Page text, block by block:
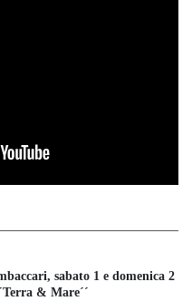
sabato 1 e domenica 2
& Mare´´